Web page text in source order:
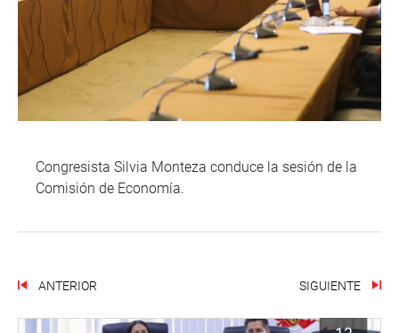
Congresista Silvia Monteza conduce la sesión de la
Comisión de Economía.
ANTERIOR SIGUIENTE